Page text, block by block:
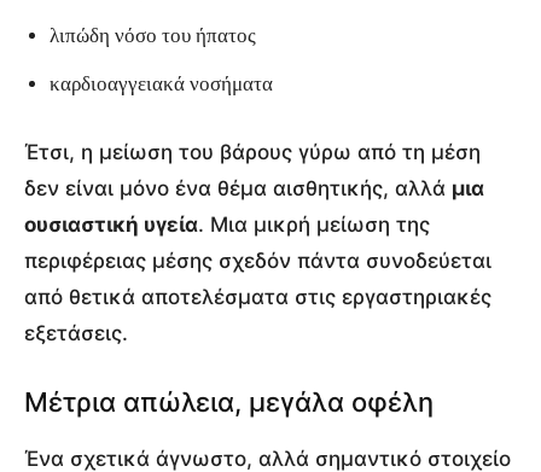
λιπώδη νόσο του ήπατος
καρδιοαγγειακά νοσήματα
Έτσι, η μείωση του βάρους γύρω από τη μέση
δεν είναι μόνο ένα θέμα αισθητικής, αλλά μια
ουσιαστική υγεία. Μια μικρή μείωση της
περιφέρειας μέσης σχεδόν πάντα συνοδεύεται
από θετικά αποτελέσματα στις εργαστηριακές
εξετάσεις.
Μέτρια απώλεια, μεγάλα οφέλη
Ένα σχετικά άγνωστο, αλλά σημαντικό στοιχείο